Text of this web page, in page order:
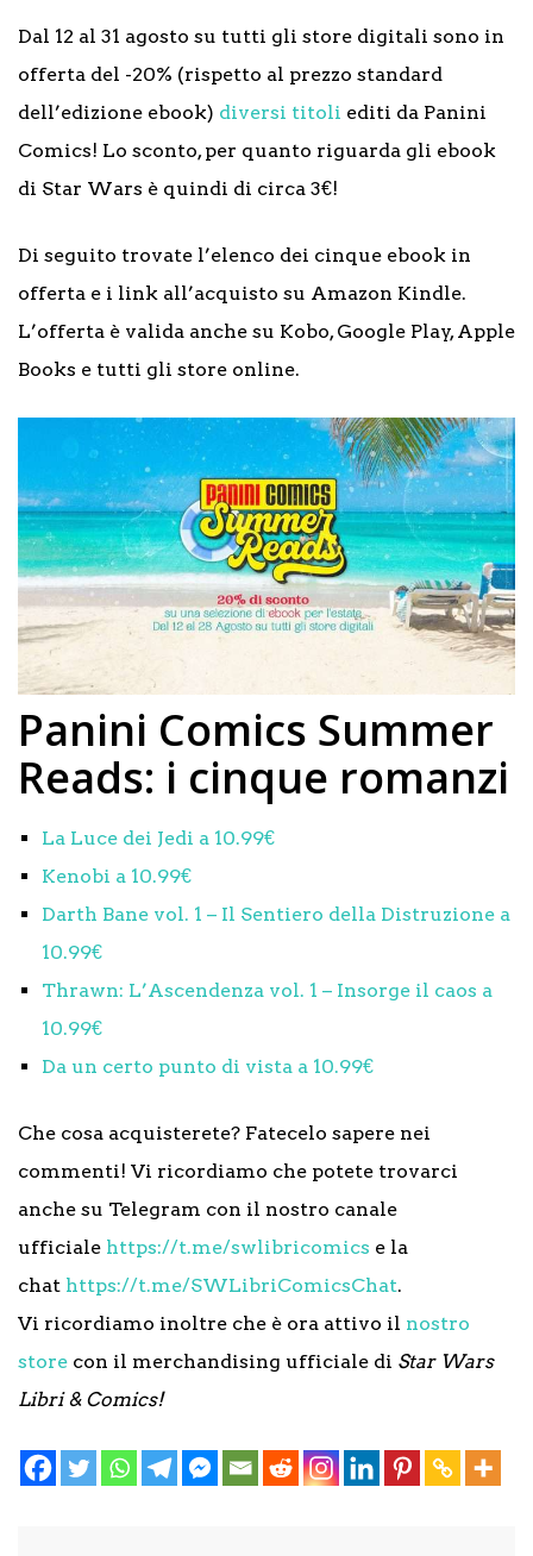
Dal 12 al 31 agosto su tutti gli store digitali sono in
offerta del -20% (rispetto al prezzo standard
dell’edizione ebook) diversi titoli editi da Panini
Comics! Lo sconto, per quanto riguarda gli ebook
di Star Wars è quindi di circa 3€!
Di seguito trovate l’elenco dei cinque ebook in
offerta e i link all’acquisto su Amazon Kindle.
L’offerta è valida anche su Kobo, Google Play, Apple
Books e tutti gli store online.
Panini Comics Summer
Reads: i cinque romanzi
La Luce dei Jedi a 10.99€
Kenobi a 10.99€
Darth Bane vol. 1 – Il Sentiero della Distruzione a
10.99€
Thrawn: L’Ascendenza vol. 1 – Insorge il caos a
10.99€
Da un certo punto di vista a 10.99€
Che cosa acquisterete? Fatecelo sapere nei
commenti! Vi ricordiamo che potete trovarci
anche su Telegram con il nostro canale
ufficiale https://t.me/swlibricomics e la
chat https://t.me/SWLibriComicsChat.
Vi ricordiamo inoltre che è ora attivo il nostro
store con il merchandising ufficiale di Star Wars
Libri & Comics!